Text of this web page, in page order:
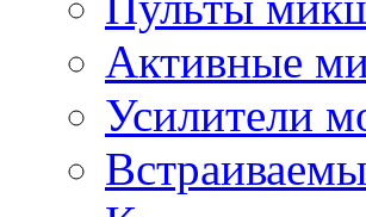
Активные
Усилители